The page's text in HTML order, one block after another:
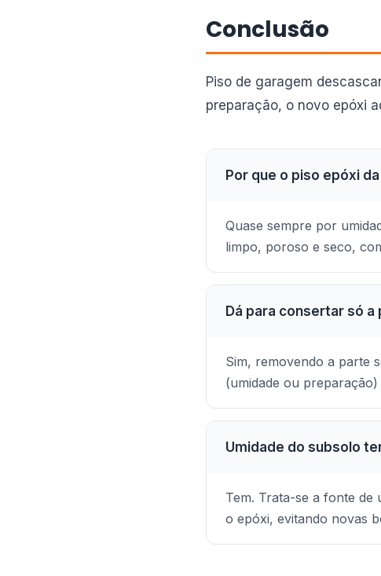
Conclusão
Piso de garagem
preparação, o novo epóxi
Por que o piso epóxi
Quase sempre por
limpo, poroso e seco,
Dá para consertar só
Sim, removendo a parte
(umidade ou
Umidade do subsolo
Tem. Trata-se a fonte de
o epóxi, evitando novas